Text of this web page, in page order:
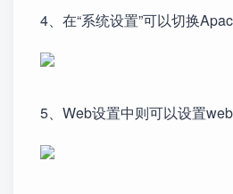
4、在“系统设置”可以切换
5、Web设置中则可以设置